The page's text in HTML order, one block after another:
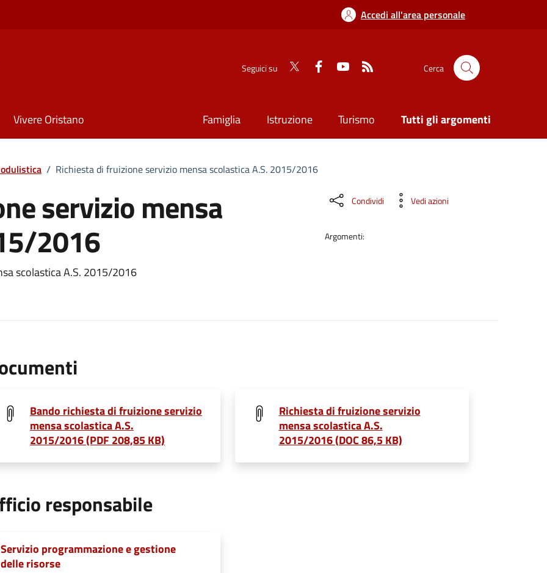
Accedi all'area personale
Seguici su Cerca
Vivere Oristano Famiglia Istruzione Turismo Tutti gli argomenti
/ Richiesta di fruizione servizio mensa scolastica A.S. 2015/2016
servizio mensa
2016
scolastica A.S. 2015/2016
Condividi Vedi azioni
Argomenti:
Bando richiesta di fruizione servizio
mensa scolastica A.S.
2015/2016 (PDF 208,85 KB)
Richiesta di fruizione servizio
mensa scolastica A.S.
2015/2016 (DOC 86,5 KB)
responsabile
Servizio programmazione e gestione
delle risorse